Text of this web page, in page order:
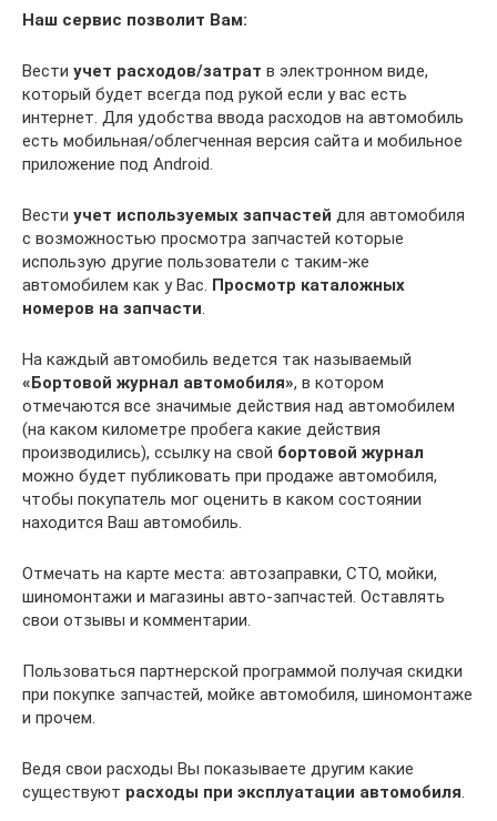
Наш сервис позволит Вам:
Вести учет расходов/затрат в электронном виде,
который будет всегда под рукой если у вас есть
интернет. Для удобства ввода расходов на автомобиль
есть мобильная/облегченная версия сайта и мобильное
приложение под Android.
Вести учет используемых запчастей для автомобиля
с возможностью просмотра запчастей которые
использую другие пользователи с таким-же
автомобилем как у Вас. Просмотр каталожных
номеров на запчасти.
На каждый автомобиль ведется так называемый
«Бортовой журнал автомобиля», в котором
отмечаются все значимые действия над автомобилем
(на каком километре пробега какие действия
производились), ссылку на свой бортовой журнал
можно будет публиковать при продаже автомобиля,
чтобы покупатель мог оценить в каком состоянии
находится Ваш автомобиль.
Отмечать на карте места: автозаправки, СТО, мойки,
шиномонтажи и магазины авто-запчастей. Оставлять
свои отзывы и комментарии.
Пользоваться партнерской программой получая скидки
при покупке запчастей, мойке автомобиля, шиномонтаже
и прочем.
Ведя свои расходы Вы показываете другим какие
существуют расходы при эксплуатации автомобиля.